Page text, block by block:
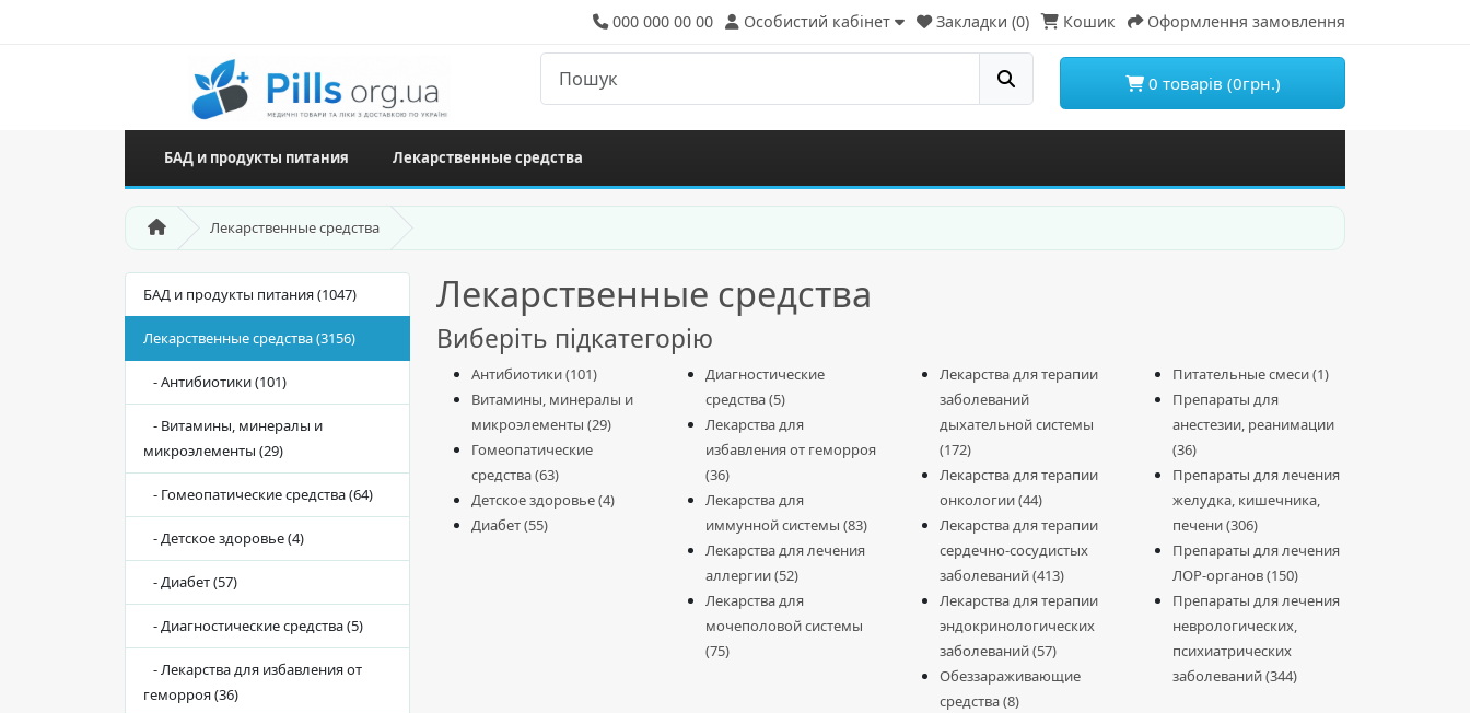
000 000 00 00 Особистий кабінет Закладки (0) Кошик Оформлення замовлення
0 товарів (0грн.)
БАД и продукты питания Лекарственные средства
Лекарственные средства
БАД и продукты питания (1047)
Лекарственные средства (3156)
- Антибиотики (101)
- Витамины, минералы и
микроэлементы (29)
- Гомеопатические средства (64)
- Детское здоровье (4)
- Диабет (57)
- Диагностические средства (5)
- Лекарства для избавления от
геморроя (36)
Лекарственные средства
Виберіть підкатегорію
Антибиотики (101)
Витамины, минералы и
микроэлементы (29)
Гомеопатические
средства (63)
Детское здоровье (4)
Диабет (55)
Диагностические
средства (5)
Лекарства для
избавления от геморроя
(36)
Лекарства для
иммунной системы (83)
Лекарства для лечения
аллергии (52)
Лекарства для
мочеполовой системы
(75)
Лекарства для терапии
заболеваний
дыхательной системы
(172)
Лекарства для терапии
онкологии (44)
Лекарства для терапии
сердечно-сосудистых
заболеваний (413)
Лекарства для терапии
эндокринологических
заболеваний (57)
Обеззараживающие
средства (8)
Питательные смеси (1)
Препараты для
анестезии, реанимации
(36)
Препараты для лечения
желудка, кишечника,
печени (306)
Препараты для лечения
ЛОР-органов (150)
Препараты для лечения
неврологических,
психиатрических
заболеваний (344)